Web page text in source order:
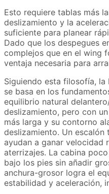
Esto requiere tablas más
deslizamiento y la
suficiente para planear
Dado que los despegues
complejos que en el wing
ventaja necesaria para
Siguiendo esta filosofía, la
se basa en los
equilibrio natural
deslizamiento, pero con
más larga y su contorno
deslizamiento. Un escalón
ayudan a ganar velocidad
aterrizajes. La cabina
bajo los pies sin añadir
anchura-grosor logra el
estabilidad y aceleración,